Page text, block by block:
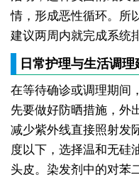
情，形成恶性循环。所
建议两周内就完成系统
日常护理与生活调理
在等待确诊或调理期间
先要做好防晒措施，外
减少紫外线直接照射发
度以下，选择温和无硅
头皮。染发剂中的对苯